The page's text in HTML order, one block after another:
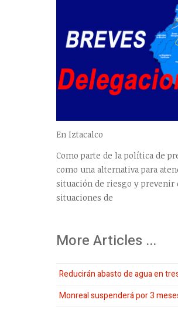
En Iztacalco
Como parte de la política de
como una alternativa para
situación de riesgo y prevenir
situaciones de
More Articles ...
Reducirán abasto de agua en
Monreal suspenderá por 3